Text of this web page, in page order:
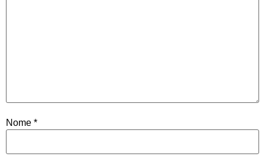
Nome *